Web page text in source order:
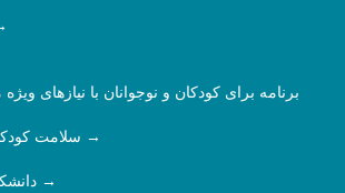
برنامه برای کودکان و نوجوانان با نیازهای
سلامت